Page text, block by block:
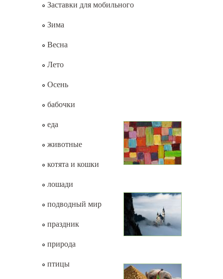
Заставки для мобильного
Зима
Весна
Лето
Осень
бабочки
еда
животные
котята и кошки
лошади
подводный мир
праздник
природа
птицы